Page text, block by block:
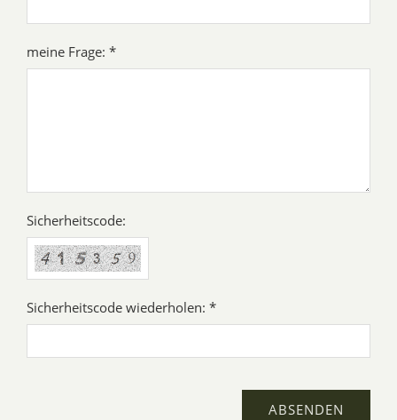
meine Frage: *
Sicherheitscode:
Sicherheitscode wiederholen: *